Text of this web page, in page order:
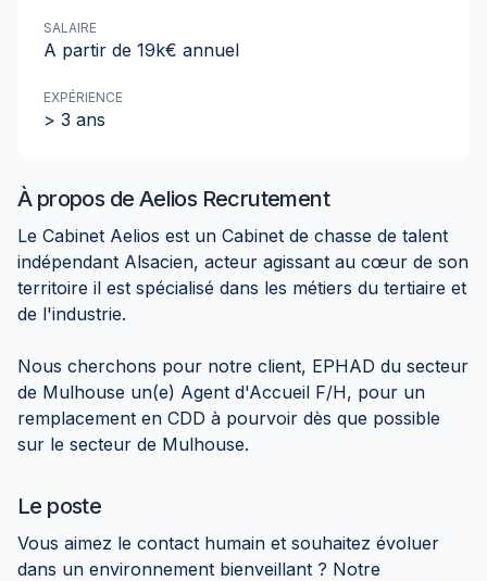
À propos de Aelios Recrutement
Le Cabinet Aelios est un Cabinet de chasse de talent
indépendant Alsacien, acteur agissant au cœur de son
territoire il est spécialisé dans les métiers du tertiaire et
de l'industrie.
Nous cherchons pour notre client, EPHAD du secteur
de Mulhouse un(e) Agent d'Accueil F/H, pour un
remplacement en CDD à pourvoir dès que possible
sur le secteur de Mulhouse.
Le poste
Vous aimez le contact humain et souhaitez évoluer
dans un environnement bienveillant ? Notre
SALAIRE
A partir de 19k€ annuel
EXPÉRIENCE
> 3 ans